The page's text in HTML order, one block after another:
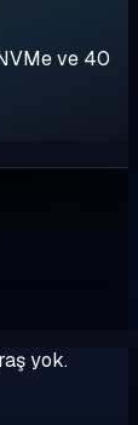
ve 40
yok.